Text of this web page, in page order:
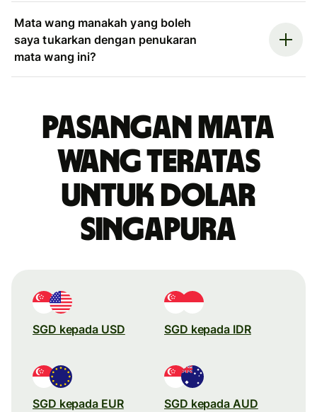
Mata wang manakah yang boleh
saya tukarkan dengan penukaran
mata wang ini?
Pasangan mata
wang teratas
untuk dolar
Singapura
SGD kepada USD SGD kepada IDR
SGD kepada EUR SGD kepada AUD